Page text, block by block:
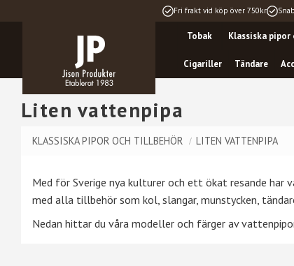
Fri frakt vid köp över 750kr
Tobak Klassiska
Cigariller Tändare
Liten vattenpipa
KLASSISKA PIPOR OCH TILLBEHÖR LITEN VATTENPIPA
Med för Sverige nya kulturer och ett ökat resande
med alla tillbehör som kol, slangar, munstycken,
Nedan hittar du våra modeller och färger av